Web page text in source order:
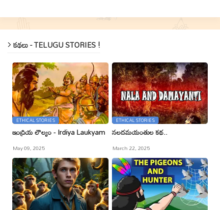
కథలు - TELUGU STORIES !
ETHICAL STORIES
ఇంద్రియ లౌల్యం - Irdiya Laukyam
May 09, 2025
ETHICAL STORIES
నలదమయంతుల కథ..
March 22, 2025